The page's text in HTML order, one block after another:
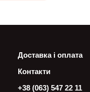
Доставка і оплата
Контакти
+38 (063) 547 22 11